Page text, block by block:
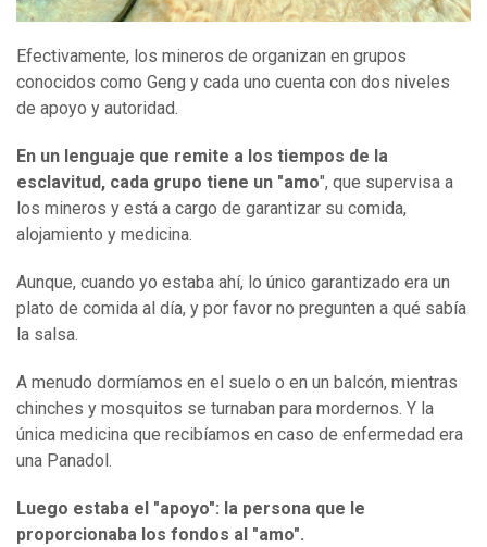
Efectivamente, los mineros de organizan en grupos
conocidos como Geng y cada uno cuenta con dos niveles
de apoyo y autoridad.
En un lenguaje que remite a los tiempos de la
esclavitud, cada grupo tiene un "amo", que supervisa a
los mineros y está a cargo de garantizar su comida,
alojamiento y medicina.
Aunque, cuando yo estaba ahí, lo único garantizado era un
plato de comida al día, y por favor no pregunten a qué sabía
la salsa.
A menudo dormíamos en el suelo o en un balcón, mientras
chinches y mosquitos se turnaban para mordernos. Y la
única medicina que recibíamos en caso de enfermedad era
una Panadol.
Luego estaba el "apoyo": la persona que le
proporcionaba los fondos al "amo".